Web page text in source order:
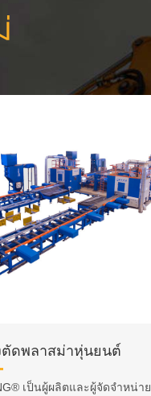
ตัดพลาสม่าหุ่นยนต์
เป็นผู้ผลิตและผู้จัดจำหน่าย